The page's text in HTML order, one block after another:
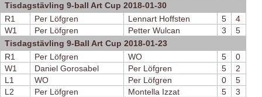
Tisdagstävling 9-ball Art Cup 2018-01-30
R1
Per Löfgren Lennart Hoffsten 5
4
W1
Per Löfgren Petter Wulcan 3
5
Tisdagstävling 9-Ball Art Cup 2018-01-23
R1
Per Löfgren WO 5
0
W1
Daniel Gorosabel Per Löfgren 5
2
L1
WO Per Löfgren 0
5
L2
Per Löfgren Montella Izzat 5
3